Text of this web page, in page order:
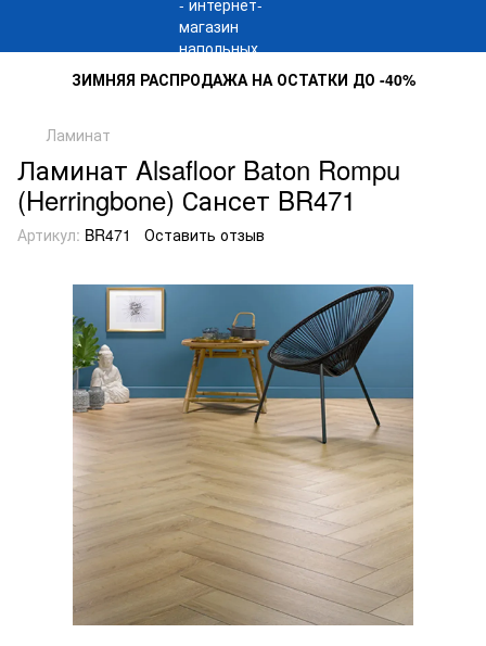
ЗИМНЯЯ РАСПРОДАЖА НА ОСТАТКИ ДО -40%
Ламинат
Ламинат Alsafloor Baton Rompu
(Herringbone) Сансет BR471
Артикул: BR471 Оставить отзыв